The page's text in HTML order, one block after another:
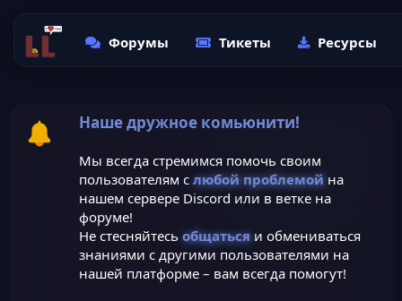
Форумы Тикеты Ресурсы
Наше дружное комьюнити!
Мы всегда стремимся помочь своим
пользователям с любой проблемойна
нашем сервере Discord или в ветке на
форуме!
Не стесняйтесь общатьсяи обмениваться
знаниями с другими пользователями на
нашей платформе – вам всегда помогут!